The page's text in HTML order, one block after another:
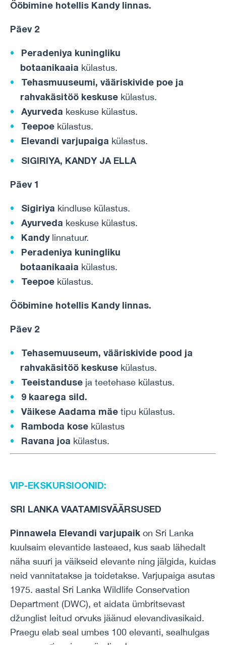
Ööbimine hotellis Kandy linnas.
Päev 2
Peradeniya kuningliku
botaanikaaia külastus.
Tehasmuuseumi, vääriskivide poe ja
rahvakäsitöö keskuse külastus.
Ayurveda keskuse külastus.
Teepoekülastus.
Elevandi varjupaiga külastus.
SIGIRIYA, KANDY JA ELLA
Päev 1
Sigiriya kindluse külastus.
Ayurveda keskuse külastus.
Kandylinnatuur.
Peradeniya kuningliku
botaanikaaia külastus.
Teepoekülastus.
Ööbimine hotellis Kandy linnas.
Päev 2
Tehasemuuseum, vääriskivide pood ja
rahvakäsitöö keskuse külastus.
Teeistanduseja teetehase külastus.
9 kaarega sild.
Väikese Aadama mäetipu külastus.
Ramboda kosekülastus
Ravana joa külastus.
VIP-EKSKURSIOONID:
SRI LANKA VAATAMISVÄÄRSUSED
Pinnawela Elevandi varjupaik on Sri Lanka
kuulsaim elevantide lasteaed, kus saab lähedalt
näha suuri ja väikseid elevante ning jälgida, kuidas
neid vannitatakse ja toidetakse. Varjupaiga asutas
1975. aastal Sri Lanka Wildlife Conservation
Department (DWC), et aidata ümbritsevast
džunglist leitud orvuks jäänud elevandivasikaid.
Praegu elab seal umbes 100 elevanti, sealhulgas